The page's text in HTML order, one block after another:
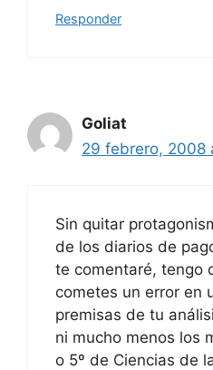
Responder
Goliat
29 febrero, 2008
Sin quitar
de los diarios de
te comentaré, tengo
cometes un error en
premisas de tu
ni mucho menos los
o 5º de Ciencias de